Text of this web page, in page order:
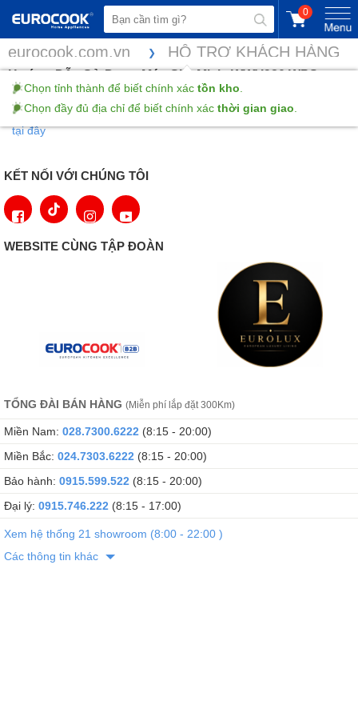
0
Chọn tỉnh thành để biết chính xác tồn kho
Chọn đầy đủ địa chỉ để biết chính xác thời gian giao
eurocook.com.vn HỖ TRỢ KHÁCH HÀNG
Hướng Dẫn Sử Dụng Máy Giặt Miele WWV980 WPS
Xem và tải Hướng Dẫn Sử Dụng Máy Giặt Miele WWV980 WPS
tại đây
KẾT NỐI VỚI CHÚNG TÔI
WEBSITE CÙNG TẬP ĐOÀN
TỔNG ĐÀI BÁN HÀNG (Miễn phí lắp đặt 300Km)
Miền Nam: 028.7300.6222 (8:15 - 20:00)
Miền Bắc: 024.7303.6222 (8:15 - 20:00)
Bảo hành: 0915.599.522 (8:15 - 20:00)
Đại lý: 0915.746.222 (8:15 - 17:00)
Xem hệ thống 21 showroom (8:00 - 22:00 )
Các thông tin khác